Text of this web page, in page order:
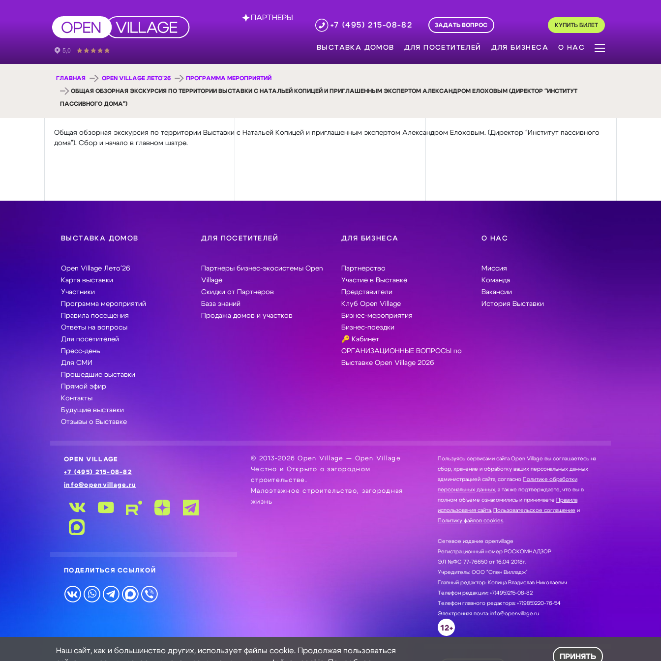
ПАРТНЕРЫ
+7 (495) 215-08-82
ЗАДАТЬ ВОПРОС КУПИТЬ БИЛЕТ
ВЫСТАВКА ДОМОВ ДЛЯ ПОСЕТИТЕЛЕЙ ДЛЯ БИЗНЕСА О НАС
ГЛАВНАЯ OPEN VILLAGE ЛЕТО'26 ПРОГРАММА МЕРОПРИЯТИЙ
ОБЩАЯ ОБЗОРНАЯ ЭКСКУРСИЯ ПО ТЕРРИТОРИИ ВЫСТАВКИ С НАТАЛЬЕЙ КОПИЦЕЙ И ПРИГЛАШЕННЫМ ЭКСПЕРТОМ АЛЕКСАНДРОМ ЕЛОХОВЫМ (ДИРЕКТОР "ИНСТИТУТ
ПАССИВНОГО ДОМА")
Общая обзорная экскурсия по территории Выставки с Натальей Копицей и приглашенным экспертом Александром Елоховым. (Директор "Институт пассивного
дома"). Сбор и начало в главном шатре.
ВЫСТАВКА ДОМОВ
Open Village Лето'26
Карта выставки
Участники
Программа мероприятий
Правила посещения
Ответы на вопросы
Для посетителей
Пресс-день
Для СМИ
Прошедшие выставки
Прямой эфир
Контакты
Будущие выставки
Отзывы о Выставке
ДЛЯ ПОСЕТИТЕЛЕЙ
Партнеры бизнес-экосистемы Open
Village
Скидки от Партнеров
База знаний
Продажа домов и участков
ДЛЯ БИЗНЕСА
Партнерство
Участие в Выставке
Представители
Клуб Open Village
Бизнес-мероприятия
Бизнес-поездки
🔑 Кабинет
ОРГАНИЗАЦИОННЫЕ ВОПРОСЫ по
Выставке Open Village 2026
О НАС
Миссия
Команда
Вакансии
История Выставки
OPEN VILLAGE
+7 (495) 215-08-82
info@openvillage.ru
ПОДЕЛИТЬСЯ ССЫЛКОЙ
© 2013-2026 Open Village — Open Village
Честно и Открыто о загородном
строительстве.
Малоэтажное строительство, загородная
жизнь
Пользуясь сервисами сайта Open Village вы соглашаетесь на
сбор, хранение и обработку ваших персональных данных
администрацией сайта, согласно Политике обработки
персональных данных , а также подтверждаете, что вы в
полном объеме ознакомились и принимаете Правила
использования сайта Пользовательское соглашение и
Политику файлов cookies.
Сетевое издание openvillage
Регистрационный номер РОСКОМНАДЗОР
ЭЛ №ФС 77-76650 от 16.04 2018г.
Учредитель: ООО "Опен Вилладж"
Главный редактор: Копица Владислав Николаевич
Телефон редакции: +7(495)215-08-82
Телефон главного редактора: +7(985)220-76-54
Электронная почта: info@openvillage.ru
12+
Наш сайт, как и большинство других, использует файлы cookie. Продолжая пользоваться
ПРИНЯТЬ